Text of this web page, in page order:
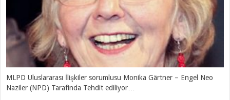
MLPD Uluslararası İlişkiler sorumlusu Monika Gärtner – Engel Neo
Naziler (NPD) Tarafinda Tehdit ediliyor…